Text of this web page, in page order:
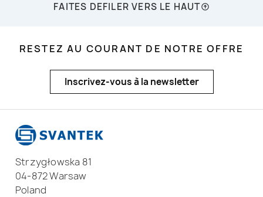
FAITES DEFILER VERS LE HAUT
RESTEZ AU COURANT DE NOTRE OFFRE
Inscrivez-vous à la newsletter
Strzygłowska 81
04-872 Warsaw
Poland